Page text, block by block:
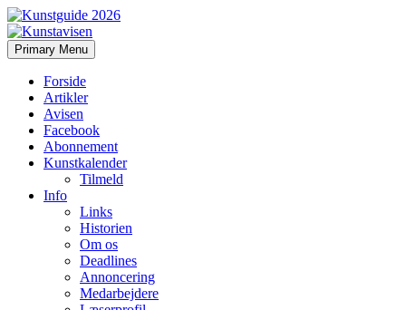
Kunstavisen
Search
Primary Menu Skip
to
Forside
Artikler
Avisen
Facebook
Abonnement
Kunstkalender
Tilmeld
Info
Links
Historien
Om os
Deadlines
Annoncering
Medarbejdere